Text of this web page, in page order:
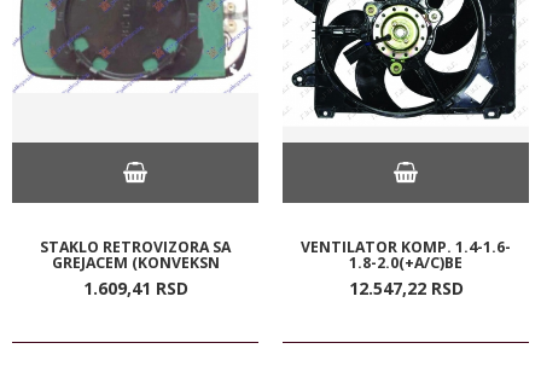
STAKLO RETROVIZORA SA
GREJACEM (KONVEKSN
1.609,41 RSD
VENTILATOR KOMP. 1.4-1.6-
1.8-2.0(+A/C)BE
12.547,22 RSD